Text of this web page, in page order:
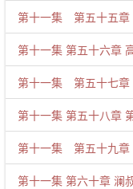
第十一集 第五十五章
第十一集 第五十六章
第十一集 第五十七
第十一集 第五十八章
第十一集 第五十九
第十一集 第六十章 澜